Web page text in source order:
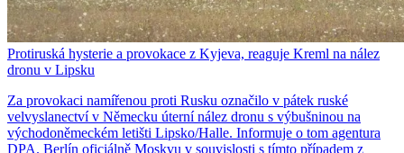
Protiruská hysterie a provokace z Kyjeva, reaguje Kreml na nález
dronu v Lipsku
Za provokaci namířenou proti Rusku označilo v pátek ruské
velvyslanectví v Německu úterní nález dronu s výbušninou na
východoněmeckém letišti Lipsko/Halle. Informuje o tom agentura
DPA. Berlín oficiálně Moskvu v souvislosti s tímto případem z